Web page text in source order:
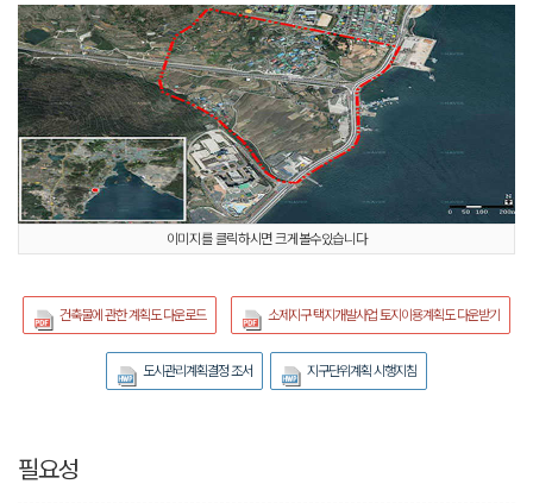
이미지를 클릭하시면 크게볼수있습니다
건축물에 관한 계획도 다운로드 소제지구 택지개발사업 토지이용계획도 다운받기
도시관리계획결정 조서 지구단위계획 시행지침
필요성